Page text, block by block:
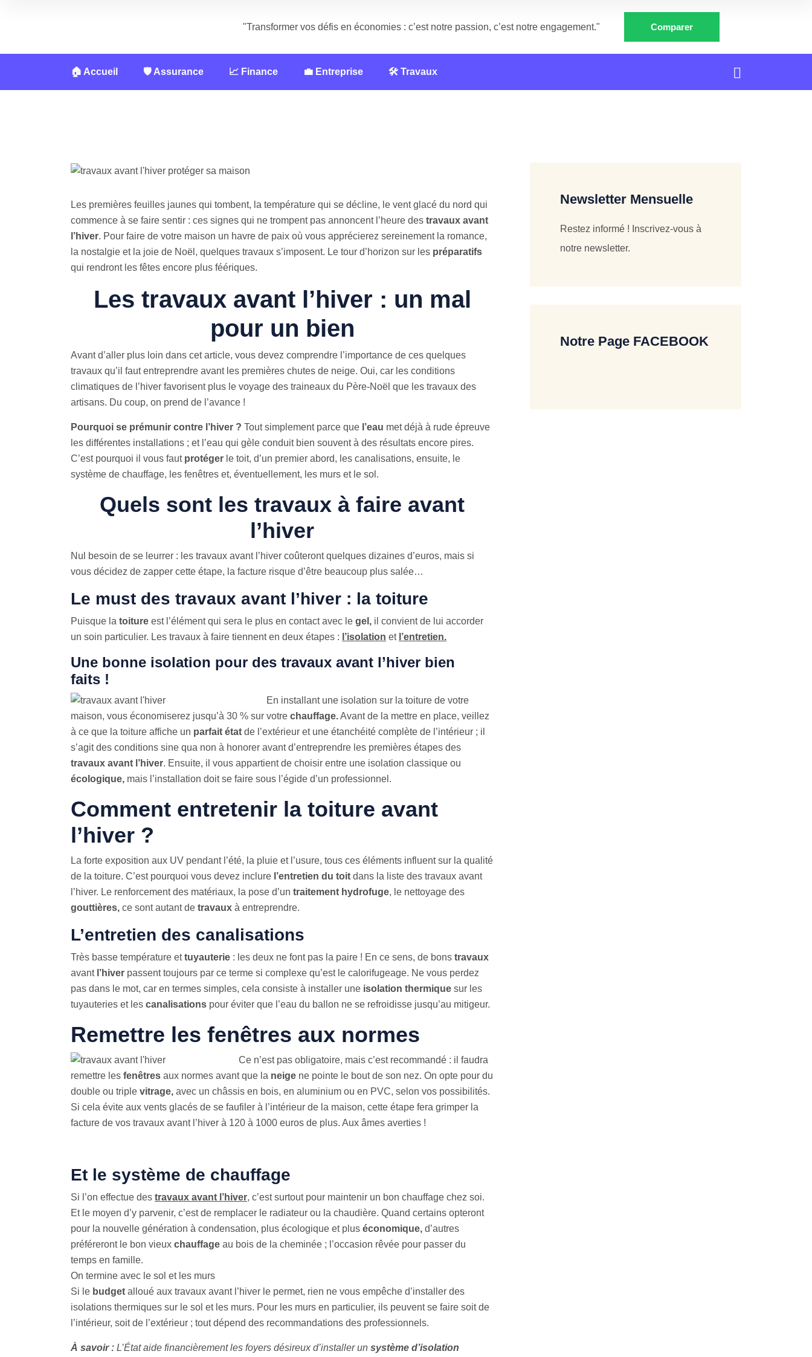
"Transformer vos défis en économies : c’est notre passion, c’est notre engagement." Comparer
🏠 Accueil 🛡️ Assurance 📈 Finance 💼 Entreprise 🛠️ Travaux
Les premières feuilles jaunes qui tombent, la température qui se décline, le vent glacé du nord qui
commence à se faire sentir : ces signes qui ne trompent pas annoncent l’heure des travaux avant
l’hiver. Pour faire de votre maison un havre de paix où vous apprécierez sereinement la romance,
la nostalgie et la joie de Noël, quelques travaux s’imposent. Le tour d’horizon sur les préparatifs
qui rendront les fêtes encore plus féériques.
Les travaux avant l’hiver : un mal
pour un bien
Avant d’aller plus loin dans cet article, vous devez comprendre l’importance de ces quelques
travaux qu’il faut entreprendre avant les premières chutes de neige. Oui, car les conditions
climatiques de l’hiver favorisent plus le voyage des traineaux du Père-Noël que les travaux des
artisans. Du coup, on prend de l’avance !
Pourquoi se prémunir contre l’hiver ? Tout simplement parce que l’eau met déjà à rude épreuve
les différentes installations ; et l’eau qui gèle conduit bien souvent à des résultats encore pires.
C’est pourquoi il vous faut protéger le toit, d’un premier abord, les canalisations, ensuite, le
système de chauffage, les fenêtres et, éventuellement, les murs et le sol.
Quels sont les travaux à faire avant
l’hiver
Nul besoin de se leurrer : les travaux avant l’hiver coûteront quelques dizaines d’euros, mais si
vous décidez de zapper cette étape, la facture risque d’être beaucoup plus salée…
Le must des travaux avant l’hiver : la toiture
Puisque la toiture est l’élément qui sera le plus en contact avec le gel, il convient de lui accorder
un soin particulier. Les travaux à faire tiennent en deux étapes : l’isolation et l’entretien.
Une bonne isolation pour des travaux avant l’hiver bien
faits !
En installant une isolation sur la toiture de votre
maison, vous économiserez jusqu’à 30 % sur votre chauffage.Avant de la mettre en place, veillez
à ce que la toiture affiche un parfait état de l’extérieur et une étanchéité complète de l’intérieur ; il
s’agit des conditions sine qua non à honorer avant d’entreprendre les premières étapes des
travaux avant l’hiver. Ensuite, il vous appartient de choisir entre une isolation classique ou
écologique, mais l’installation doit se faire sous l’égide d’un professionnel.
Comment entretenir la toiture avant
l’hiver ?
La forte exposition aux UV pendant l’été, la pluie et l’usure, tous ces éléments influent sur la qualité
de la toiture. C’est pourquoi vous devez inclure l’entretien du toit dans la liste des travaux avant
l’hiver. Le renforcement des matériaux, la pose d’un traitement hydrofuge, le nettoyage des
gouttières, ce sont autant de travaux à entreprendre.
L’entretien des canalisations
Très basse température ettuyauterie : les deux ne font pas la paire ! En ce sens, de bons travaux
avant l’hiver passent toujours par ce terme si complexe qu’est le calorifugeage. Ne vous perdez
pas dans le mot, car en termes simples, cela consiste à installer une isolation thermique sur les
tuyauteries et les canalisations pour éviter que l’eau du ballon ne se refroidisse jusqu’au mitigeur.
Remettre les fenêtres aux normes
Ce n’est pas obligatoire, mais c’est recommandé : il faudra
remettre les fenêtres aux normes avant que la neige ne pointe le bout de son nez. On opte pour du
double ou triple vitrage, avec un châssis en bois, en aluminium ou en PVC, selon vos possibilités.
Si cela évite aux vents glacés de se faufiler à l’intérieur de la maison, cette étape fera grimper la
facture de vos travaux avant l’hiver à 120 à 1000 euros de plus. Aux âmes averties !
Et le système de chauffage
Si l’on effectue des travaux avant l’hiver, c’est surtout pour maintenir un bon chauffage chez soi.
Et le moyen d’y parvenir, c’est de remplacer le radiateur ou la chaudière. Quand certains opteront
pour la nouvelle génération à condensation, plus écologique et plus économique, d’autres
préféreront le bon vieux chauffage au bois de la cheminée ; l’occasion rêvée pour passer du
temps en famille.
On termine avec le sol et les murs
Si le budget alloué aux travaux avant l’hiver le permet, rien ne vous empêche d’installer des
isolations thermiques sur le sol et les murs. Pour les murs en particulier, ils peuvent se faire soit de
l’intérieur, soit de l’extérieur ; tout dépend des recommandations des professionnels.
À savoir : L’État aide financièrement les foyers désireux d’installer un système d’isolation
Newsletter Mensuelle
Restez informé ! Inscrivez-vous à
notre newsletter.
Notre Page FACEBOOK